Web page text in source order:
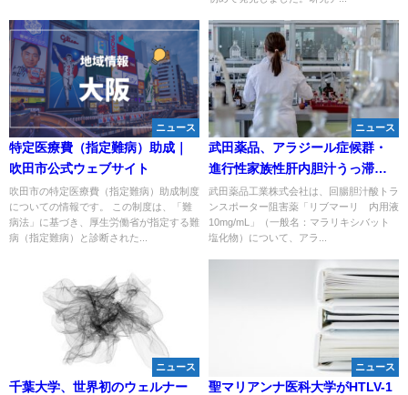
ニュース
特定医療費（指定難病）助成｜
吹田市公式ウェブサイト
吹田市の特定医療費（指定難病）助成制度
についての情報です。 この制度は、「難
病法」に基づき、厚生労働省が指定する難
病（指定難病）と診断された...
ニュース
武田薬品、アラジール症候群・
進行性家族性肝内胆汁うっ滞症
治療薬「リブマーリ®内用液」
の製造販売承認を取得
武田薬品工業株式会社は、回腸胆汁酸トラ
ンスポーター阻害薬「リブマーリ®内用液
10mg/mL」（一般名：マラリキシバット
塩化物）について、アラ...
ニュース
千葉大学、世界初のウェルナー
ニュース
聖マリアンナ医科大学がHTLV-1